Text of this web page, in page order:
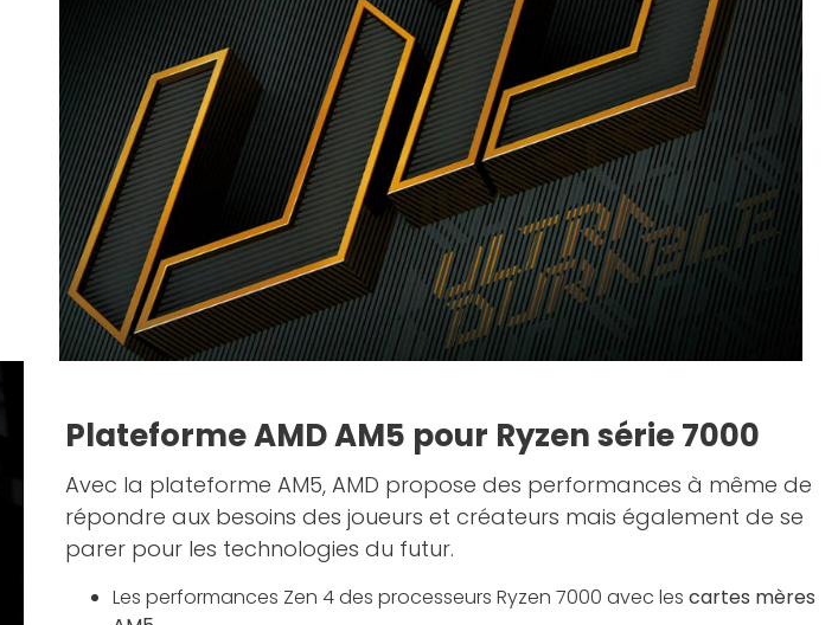
Plateforme AMD AM5 pour Ryzen série 7000
Avec la plateforme AM5, AMD propose des performances à même de
répondre aux besoins des joueurs et créateurs mais également de se
parer pour les technologies du futur.
Les performances Zen 4 des processeurs Ryzen 7000 avec les cartes mères